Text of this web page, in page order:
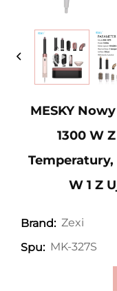
MESKY
1300 W
W 1 Z
Brand: Zexi
Spu: MK-327S